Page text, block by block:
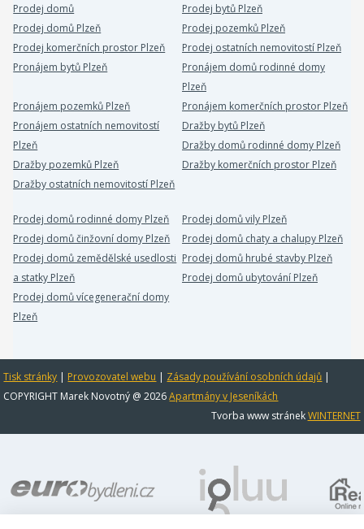
Prodej domů
Prodej bytů Plzeň
Prodej domů Plzeň
Prodej pozemků Plzeň
Prodej komerčních prostor Plzeň
Prodej ostatních nemovitostí Plzeň
Pronájem bytů Plzeň
Pronájem domů rodinné domy
Plzeň
Pronájem pozemků Plzeň
Pronájem komerčních prostor Plzeň
Pronájem ostatních nemovitostí
Plzeň
Dražby bytů Plzeň
Dražby domů rodinné domy Plzeň
Dražby pozemků Plzeň
Dražby komerčních prostor Plzeň
Dražby ostatních nemovitostí Plzeň
Prodej domů rodinné domy Plzeň
Prodej domů vily Plzeň
Prodej domů činžovní domy Plzeň
Prodej domů chaty a chalupy Plzeň
Prodej domů zemědělské usedlosti
a statky Plzeň
Prodej domů hrubé stavby Plzeň
Prodej domů ubytování Plzeň
Prodej domů vícegenerační domy
Plzeň
Tisk stránky | Provozovatel webu | Zásady používání osobních údajů |
COPYRIGHT Marek Novotný @ 2026Apartmány v Jeseníkách
Tvorba www stránekWINTERNET